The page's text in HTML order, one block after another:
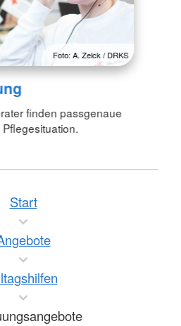
Foto: A. Zelck / DRKS
finden passgenaue
Start